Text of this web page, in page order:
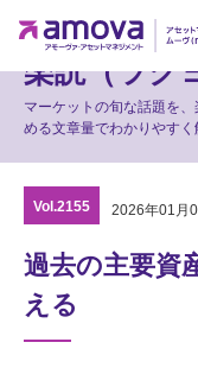
楽読（ラク
マーケットの旬な話題を、
める文章量でわかりやすく
Vol.2155 2026年01月
過去の主要資
える